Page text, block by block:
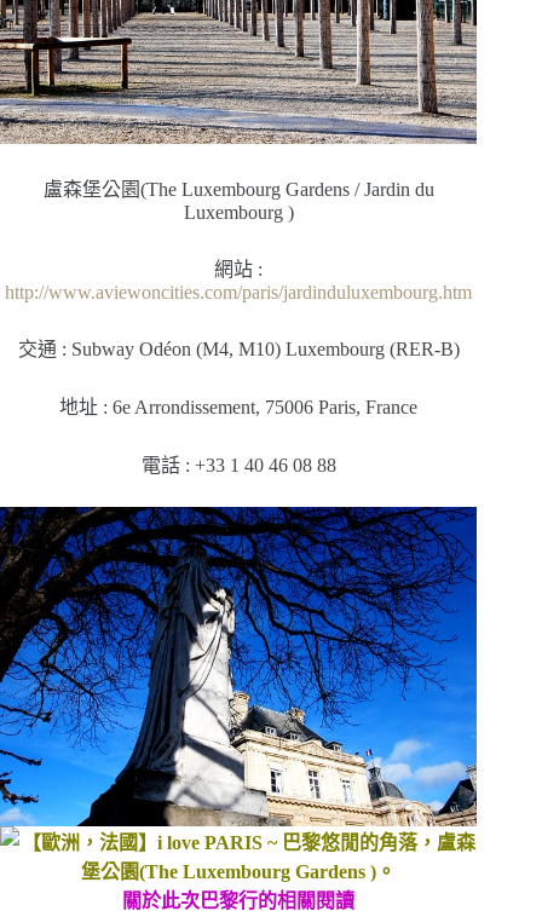
盧森堡公園(The Luxembourg Gardens / Jardin du
Luxembourg )
網站 :
http://www.aviewoncities.com/paris/jardinduluxembourg.htm
交通 : Subway Odéon (M4, M10) Luxembourg (RER-B)
地址 : 6e Arrondissement, 75006 Paris, France
電話 : +33 1 40 46 08 88
關於此次巴黎行的相關閱讀